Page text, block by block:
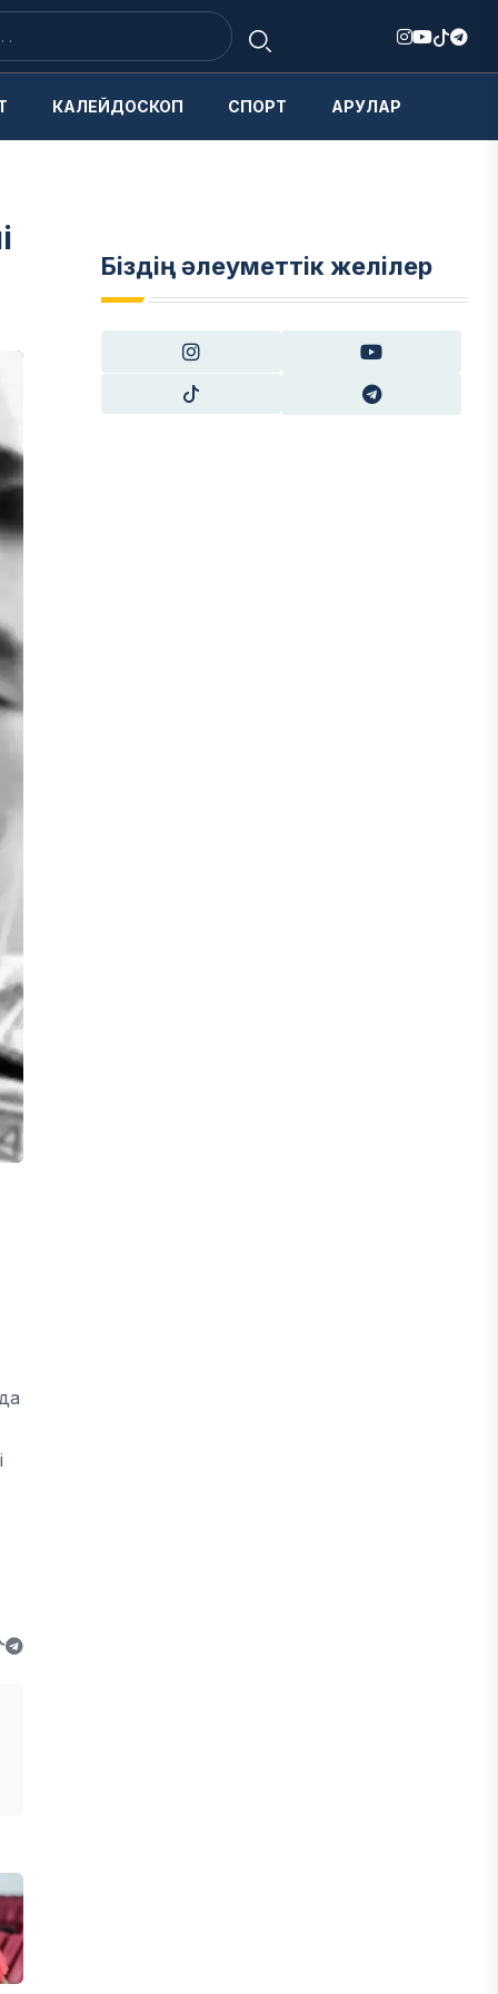
КАЛЕЙДОСКОП СПОРТ АРУЛАР
Біздің әлеуметтік желілер